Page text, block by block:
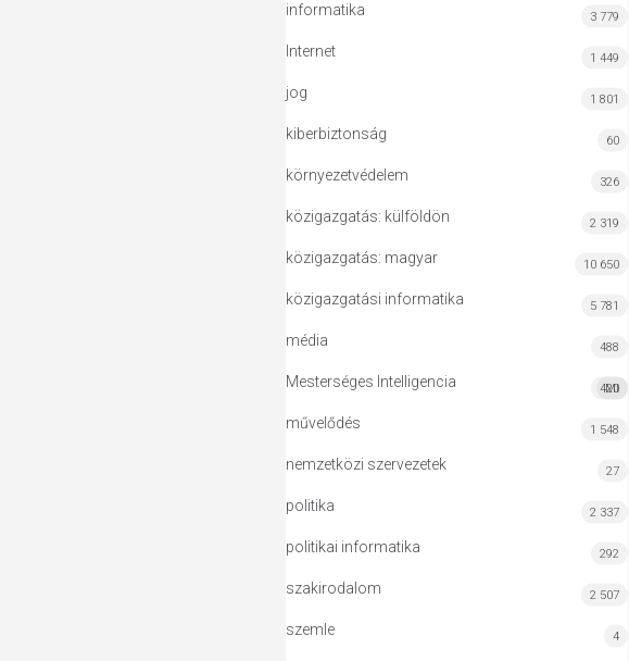
informatika 3 779
Internet 1 449
jog 1 801
kiberbiztonság 60
környezetvédelem 326
közigazgatás: külföldön 2 319
közigazgatás: magyar 10 650
közigazgatási informatika 5 781
média 488
Mesterséges Intelligencia MI
420
művelődés 1 548
nemzetközi szervezetek 27
politika 2 337
politikai informatika 292
szakirodalom 2 507
szemle 4